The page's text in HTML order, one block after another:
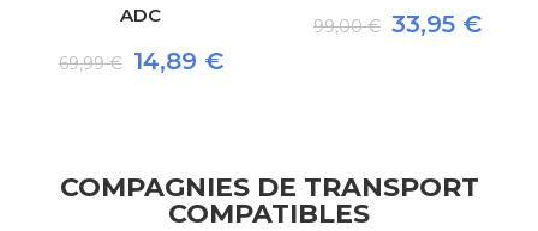
ADC
69,99 € 14,89 €
99,00 € 33,95 €
COMPAGNIES DE TRANSPORT
COMPATIBLES